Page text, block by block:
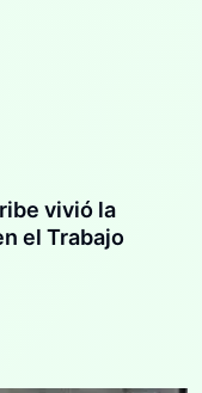
vivió la
el Trabajo